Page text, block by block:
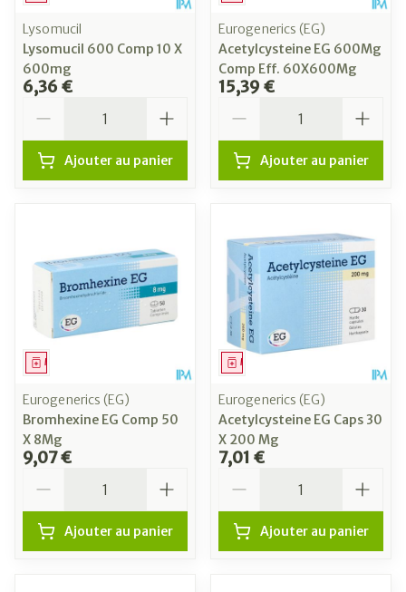
Lysomucil
Lysomucil 600 Comp 10 X
600mg
6,36 €
Ajouter au panier
Eurogenerics (EG)
Acetylcysteine EG 600Mg
Comp Eff. 60X600Mg
15,39 €
Ajouter au panier
Médicament
Eurogenerics (EG)
Bromhexine EG Comp 50
X 8Mg
9,07 €
Ajouter au panier
Médicament
Eurogenerics (EG)
Acetylcysteine EG Caps 30
X 200 Mg
7,01 €
Ajouter au panier